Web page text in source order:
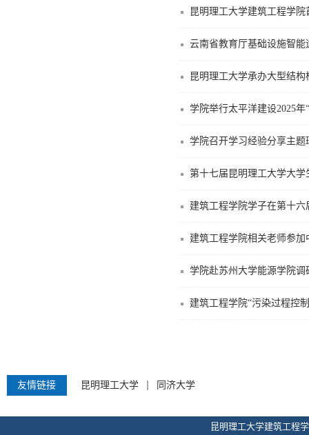
昆明理工大学建筑工程学
云南省教育厅基础设施智
昆明理工大学承办大型结
学院举行太平洋建设2025
学院召开学习经验分享主题
第十七届昆明理工大学大
建筑工程学院相关老师参
学院赴苏州大学能源学院
建筑工程学院“污染过程控
友情链接 昆明理工大学 同济大学
昆明理工大学建筑工程